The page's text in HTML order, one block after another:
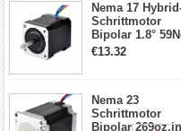
Schrittmotor
Nema 17
Schrittmotor
Bipolar 1.8°
2A 4 Drähte mit
€13.32
Nema 23
Schrittmotor
Bipolar 269oz.in